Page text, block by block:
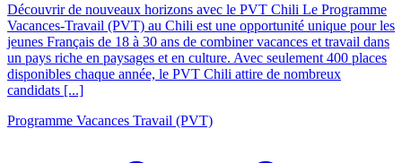
Découvrir de nouveaux horizons avec le PVT Chili Le Programme
Vacances-Travail (PVT) au Chili est une opportunité unique pour les
jeunes Français de 18 à 30 ans de combiner vacances et travail dans
un pays riche en paysages et en culture. Avec seulement 400 places
disponibles chaque année, le PVT Chili attire de nombreux
candidats [...]
Programme Vacances Travail (PVT)